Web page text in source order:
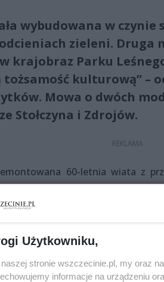
wybudowana w czynie
zieleni. Druga
w krajobraz Parku
kulturową” –
Mowa o dwóch
Stołczyna i Zdrojów.
60-letnia wiata z
ale po remoncie wróci do
Użytkowniku,
naszej stronie wszczecinie.pl, my oraz
informacje na urządzeniu